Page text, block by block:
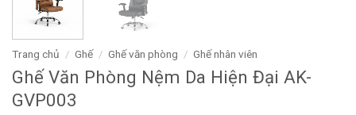
Trang chủ / Ghế / Ghế văn phòng / Ghế nhân viên
Ghế Văn Phòng Nệm Da Hiện Đại AK-
GVP003